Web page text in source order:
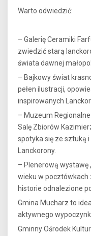
Warto odwiedzić:
– Galerię Ceramiki
zwiedzić starą
świata dawnej
– Bajkowy świat
pełen ilustracji,
inspirowanych
– Muzeum
Salę Zbiorów
spotyka się ze sztuką
Lanckorony.
– Plenerową wystawę
wieku w pocztówkach
historie odnalezione
Gmina Mucharz to
aktywnego
Gminny Ośrodek